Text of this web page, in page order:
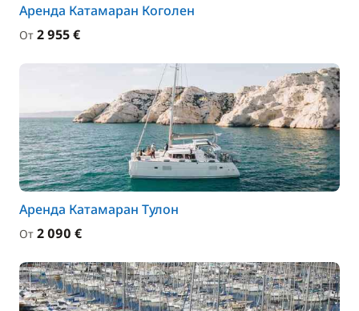
Аренда Катамаран Коголен
От 2 955 €
Аренда Катамаран Тулон
От 2 090 €